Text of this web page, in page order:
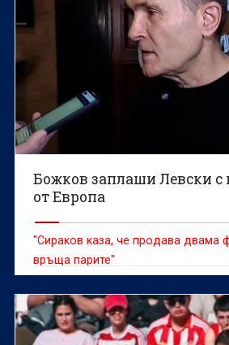
Божков заплаши Левски с
от Европа
"Сираков каза, че продава двама
връща парите"